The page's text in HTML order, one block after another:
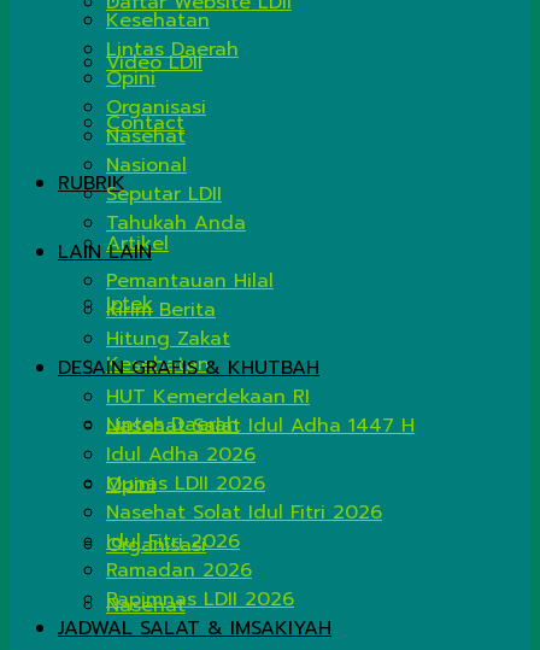
Video LDII
Contact
RUBRIK
Artikel
Iptek
Kesehatan
Lintas Daerah
Opini
Organisasi
Nasehat
Kesehatan
Lintas Daerah
Opini
Organisasi
Nasehat
Nasional
Seputar LDII
Tahukah Anda
LAIN LAIN
Pemantauan Hilal
Kirim Berita
Hitung Zakat
DESAIN GRAFIS & KHUTBAH
HUT Kemerdekaan RI
Nasehat Salat Idul Adha 1447 H
Idul Adha 2026
Munas LDII 2026
Nasehat Solat Idul Fitri 2026
Idul Fitri 2026
Ramadan 2026
Rapimnas LDII 2026
JADWAL SALAT & IMSAKIYAH